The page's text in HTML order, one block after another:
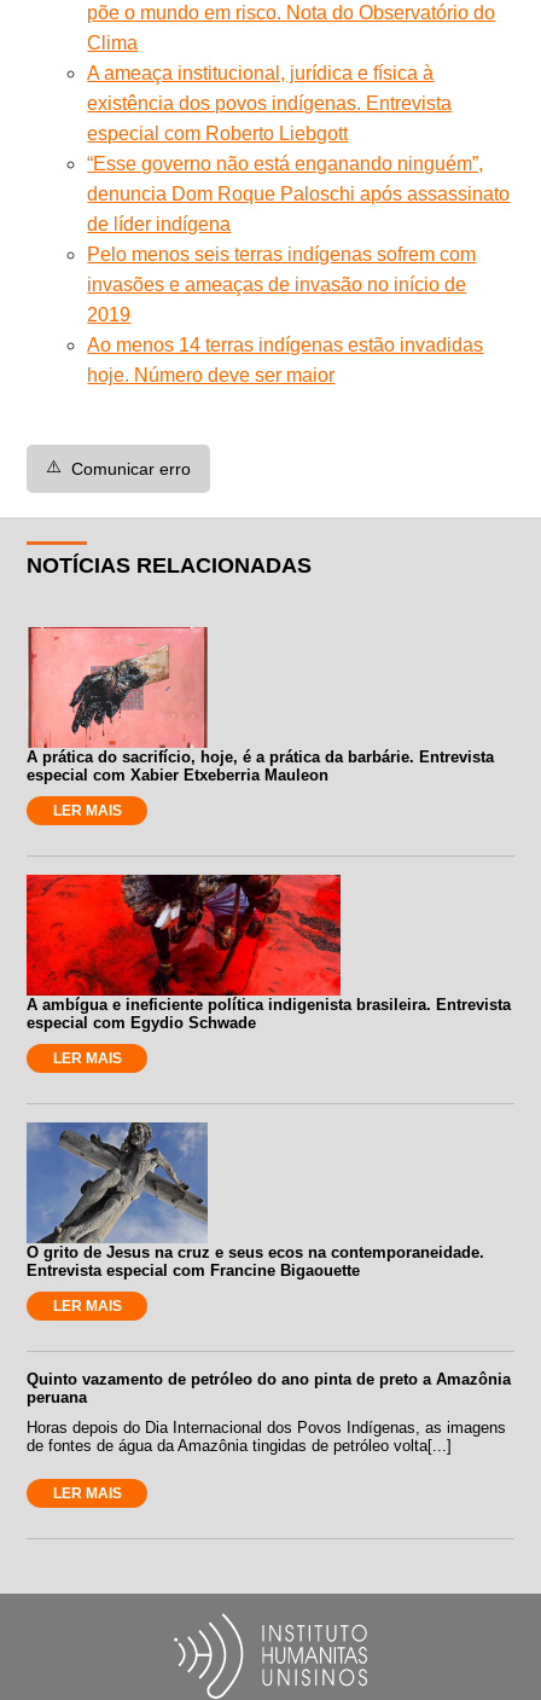
põe o mundo em risco. Nota do Observatório do
Clima
A ameaça institucional, jurídica e física à
existência dos povos indígenas. Entrevista
especial com Roberto Liebgott
“Esse governo não está enganando ninguém”,
denuncia Dom Roque Paloschi após assassinato
de líder indígena
Pelo menos seis terras indígenas sofrem com
invasões e ameaças de invasão no início de
2019
Ao menos 14 terras indígenas estão invadidas
hoje. Número deve ser maior
⚠️ Comunicar erro
NOTÍCIAS RELACIONADAS
A prática do sacrifício, hoje, é a prática da barbárie. Entrevista
especial com Xabier Etxeberria Mauleon
LER MAIS
A ambígua e ineficiente política indigenista brasileira. Entrevista
especial com Egydio Schwade
LER MAIS
O grito de Jesus na cruz e seus ecos na contemporaneidade.
Entrevista especial com Francine Bigaouette
LER MAIS
Quinto vazamento de petróleo do ano pinta de preto a Amazônia
peruana
Horas depois do Dia Internacional dos Povos Indígenas, as imagens
de fontes de água da Amazônia tingidas de petróleo volta[...]
LER MAIS